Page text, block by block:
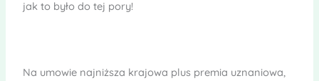
jak to było do tej pory!
Na umowie najniższa krajowa plus premia uznaniowa,